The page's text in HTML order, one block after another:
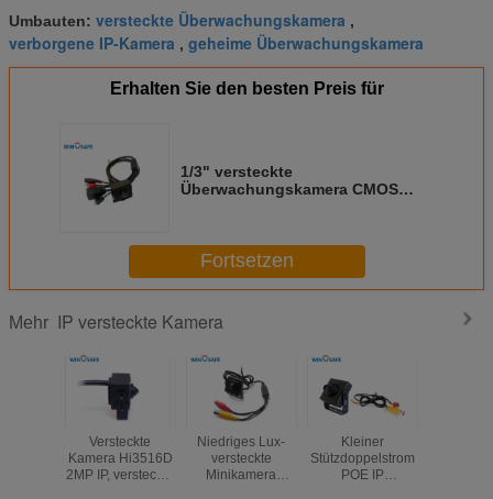
Umbauten: versteckte Überwachungskamera ,
verborgene IP-Kamera , geheime Überwachungskamera
Erhalten Sie den besten Preis für
1/3" versteckte
Überwachungskamera CMOS
Fortsetzen
Mehr IP versteckte Kamera
Versteckte
Kamera Hi3516D
2MP IP, versteckte
Niedriges Lux-
versteckte
Minikamera
Kleiner
Stützdoppelstrom
POE IP